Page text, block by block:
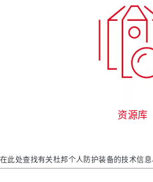
资源库
在此处查找有关杜邦个人防护装备的技术信